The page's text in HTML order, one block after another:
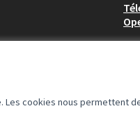
cookies nous permettent